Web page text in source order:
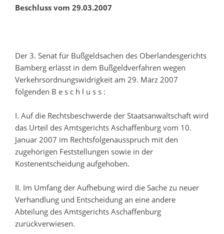
Beschluss vom 29.03.2007
Der 3. Senat für Bußgeldsachen des Oberlandesgerichts
Bamberg erlässt in dem Bußgeldverfahren wegen
Verkehrsordnungswidrigkeit am 29. März 2007
folgenden B e s c h l u s s :
I. Auf die Rechtsbeschwerde der Staatsanwaltschaft wird
das Urteil des Amtsgerichts Aschaffenburg vom 10.
Januar 2007 im Rechtsfolgenausspruch mit den
zugehörigen Feststellungen sowie in der
Kostenentscheidung aufgehoben.
II. Im Umfang der Aufhebung wird die Sache zu neuer
Verhandlung und Entscheidung an eine andere
Abteilung des Amtsgerichts Aschaffenburg
zurückverwiesen.